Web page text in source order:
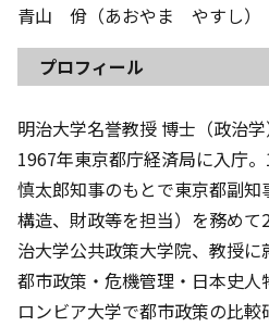
青山 佾（あおやま やすし）
プロフィール
明治大学名誉教授 博士（政治学
1967年東京都庁経済局に入庁
慎太郎知事のもとで東京都副
構造、財政等を担当）を務め
治大学公共政策大学院、教授に
都市政策・危機管理・日本史
ロンビア大学で都市政策の比